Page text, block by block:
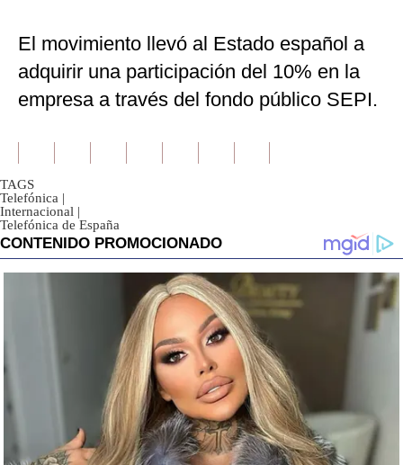
El movimiento llevó al Estado español a
adquirir una participación del 10% en la
empresa a través del fondo público SEPI.
TAGS
Telefónica |
Internacional |
Telefónica de España